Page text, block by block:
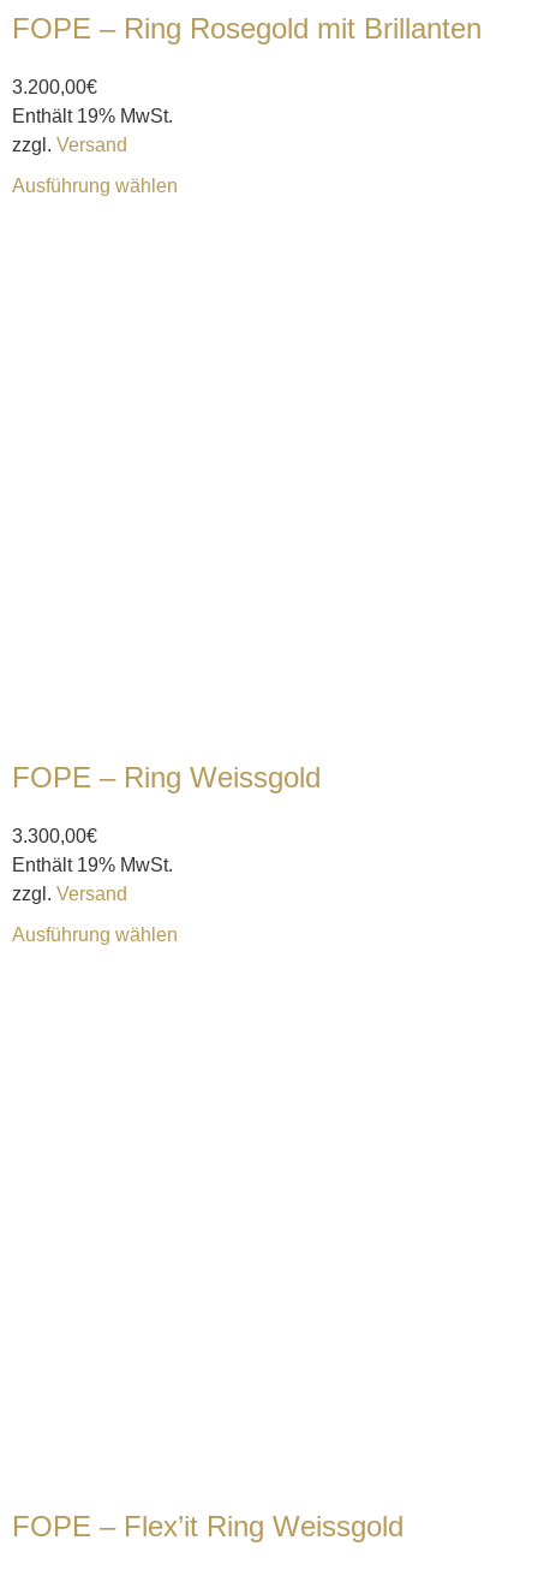
FOPE – Ring Rosegold mit Brillanten
3.200,00€
Enthält 19% MwSt.
zzgl. Versand
Ausführung wählen
FOPE – Ring Weissgold
3.300,00€
Enthält 19% MwSt.
zzgl. Versand
Ausführung wählen
FOPE – Flex’it Ring Weissgold